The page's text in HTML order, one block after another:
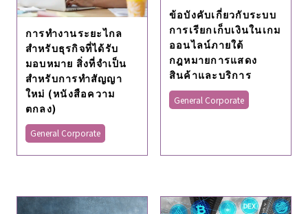
การทำงานระยะไกล
สำหรับธุรกิจที่ได้รับ
มอบหมาย สิ่งที่จำเป็น
สำหรับการทำสัญญา
ใหม่ (หนังสือความ
ตกลง)
General Corporate
ข้อบังคับเกี่ยวกับระบบ
การเรียกเก็บเงินในเกม
ออนไลน์ภายใต้
กฎหมายการแสดง
สินค้าและบริการ
General Corporate